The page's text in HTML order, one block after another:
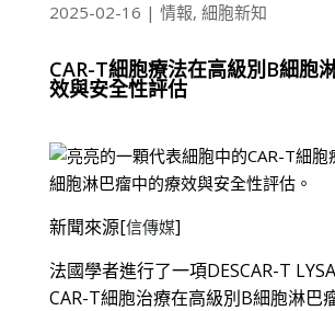
2025-02-16 | 情報, 細胞新知
CAR-T細胞療法在高級別B細胞
效與安全性評估
新聞來源[信傳媒]
法國學者進行了一項DESCAR-T
CAR-T細胞治療在高級別B細胞淋巴